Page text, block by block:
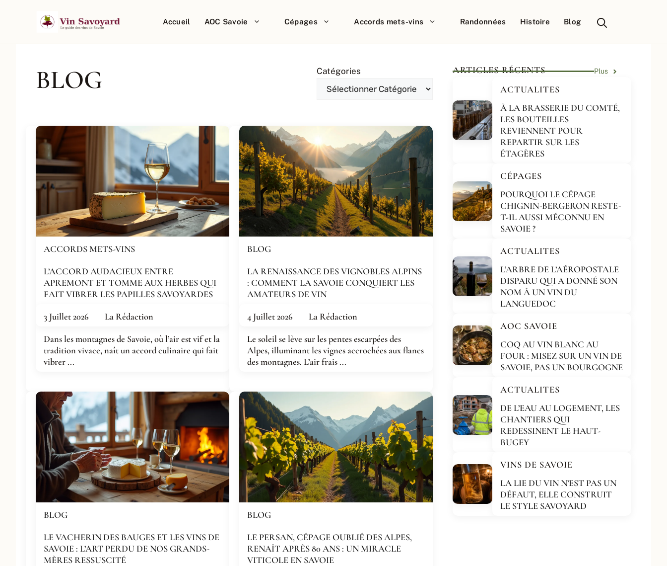
Accueil AOC Savoie Cépages Accords mets-vins Randonnées Histoire Blog
BLOG Catégories
ACCORDS METS-VINS
L’ACCORD AUDACIEUX ENTRE
APREMONT ET TOMME AUX HERBES QUI
FAIT VIBRER LES PAPILLES SAVOYARDES
3 Juillet 2026 La Rédaction
Dans les montagnes de Savoie, où l’air est vif et la
tradition vivace, naît un accord culinaire qui fait
vibrer ...
BLOG
LA RENAISSANCE DES VIGNOBLES ALPINS
: COMMENT LA SAVOIE CONQUIERT LES
AMATEURS DE VIN
4 Juillet 2026 La Rédaction
Le soleil se lève sur les pentes escarpées des
Alpes, illuminant les vignes accrochées aux flancs
des montagnes. L’air frais ...
BLOG
LE VACHERIN DES BAUGES ET LES VINS DE
SAVOIE : L’ART PERDU DE NOS GRANDS-
MÈRES RESSUSCITÉ
BLOG
LE PERSAN, CÉPAGE OUBLIÉ DES ALPES,
RENAÎT APRÈS 80 ANS : UN MIRACLE
VITICOLE EN SAVOIE
ARTICLES RÉCENTS Plus
ACTUALITES
À LA BRASSERIE DU COMTÉ,
LES BOUTEILLES
REVIENNENT POUR
REPARTIR SUR LES
ÉTAGÈRES
CÉPAGES
POURQUOI LE CÉPAGE
CHIGNIN-BERGERON RESTE-
T-IL AUSSI MÉCONNU EN
SAVOIE ?
ACTUALITES
L’ARBRE DE L’AÉROPOSTALE
DISPARU QUI A DONNÉ SON
NOM À UN VIN DU
LANGUEDOC
AOC SAVOIE
COQ AU VIN BLANC AU
FOUR : MISEZ SUR UN VIN DE
SAVOIE, PAS UN BOURGOGNE
ACTUALITES
DE L’EAU AU LOGEMENT, LES
CHANTIERS QUI
REDESSINENT LE HAUT-
BUGEY
VINS DE SAVOIE
LA LIE DU VIN N’EST PAS UN
DÉFAUT, ELLE CONSTRUIT
LE STYLE SAVOYARD